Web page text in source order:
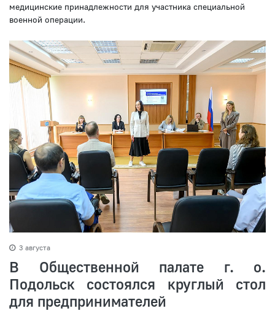
медицинские принадлежности для участника специальной
военной операции.
3 августа
В Общественной палате г. о.
Подольск состоялся круглый стол
для предпринимателей